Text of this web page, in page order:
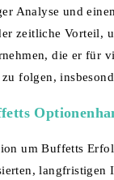
Analyse und
zeitliche Vorteil,
die er für
folgen,
um Buffetts
langfristigen